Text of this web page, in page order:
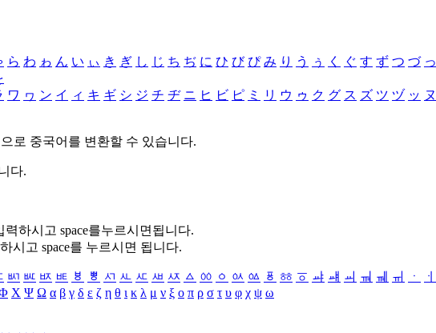
ら わ ゎ ん い ぃ き ぎ し じ ち ぢ に ひ び ぴ み り う ぅ く ぐ す ず つ づ っ
ワ ヮ ン イ ィ キ ギ シ ジ チ ヂ ニ ヒ ビ ピ ミ リ ウ ゥ ク グ ス ズ ツ ヅ ッ ヌ
로 중국어를 변환할 수 있습니다.
다.
력하시고 space를누르시면됩니다.
시고 space를 누르시면 됩니다.
ㅴ ㅵ ㅶ ㅷ ㅸ ㅹ ㅺ ㅻ ㅼ ㅽ ㅾ ㅿ ㆀ ㆁ ㆂ ㆃ ㆄ ㆅ ㆆ ㆇ ㆈ ㆉ ㆊ ㆋ ㆌ ㆍ
ㆎ
Χ Ψ Ω α β γ δ ε ζ η θ ι κ λ μ ν ξ ο π ρ σ τ υ φ χ ψ ω